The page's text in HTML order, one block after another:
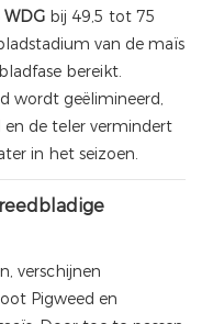
bij 49,5 tot 75
van de maïs
bereikt.
wordt geëlimineerd,
en de teler vermindert
in het seizoen.
verschijnen
Pigweed en